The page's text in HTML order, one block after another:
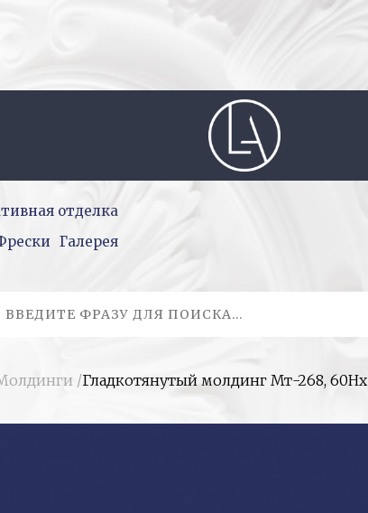
отделка
Галерея
/Гладкотянутый молдинг Мт-268,